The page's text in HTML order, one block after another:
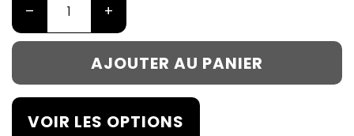
– +
AJOUTER AU PANIER
VOIR LES OPTIONS